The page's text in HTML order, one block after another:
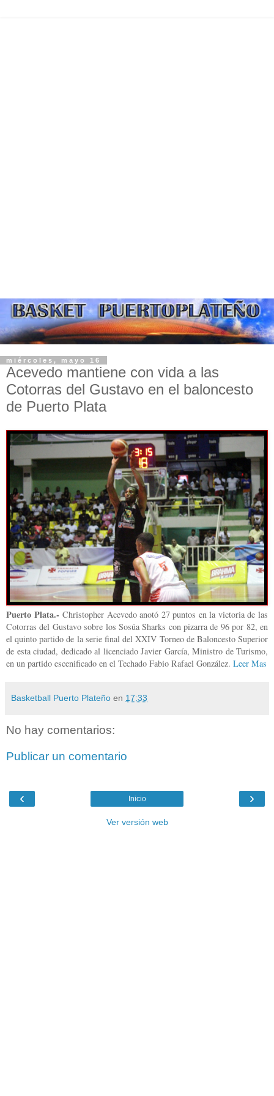
miércoles, mayo 16
Acevedo mantiene con vida a las
Cotorras del Gustavo en el baloncesto
de Puerto Plata
Puerto Plata.- Christopher Acevedo anotó 27 puntos en la victoria de las
Cotorras del Gustavo sobre los Sosúa Sharks con pizarra de 96 por 82, en
el quinto partido de la serie final del XXIV Torneo de Baloncesto Superior
de esta ciudad, dedicado al licenciado Javier García, Ministro de Turismo,
en un partido escenificado en el Techado Fabio Rafael González. Leer Mas
Basketball Puerto Plateño en 17:33
No hay comentarios:
Publicar un comentario
‹ ›
Inicio
Ver versión web